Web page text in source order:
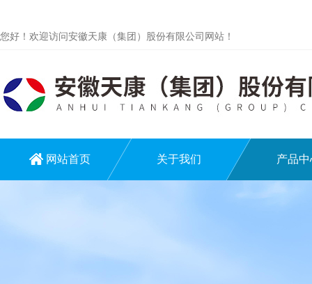
您好！欢迎访问安徽天康（集团）股份有限公司网站！
网站首页 关于我们 产品中